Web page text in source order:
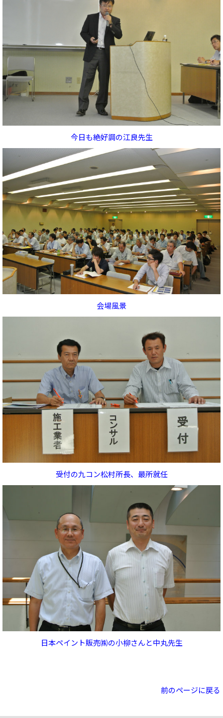
今日も絶好調の江良先生
会場風景
受付の九コン松村所長、最所就任
日本ペイント販売㈱の小柳さんと中丸先生
前のページに戻る